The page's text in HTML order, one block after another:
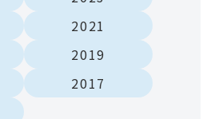
2021
2019
2017